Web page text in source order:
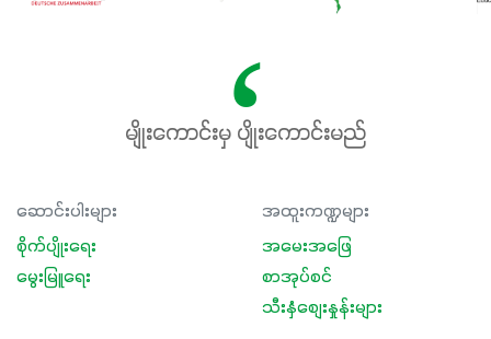
မျိုးကောင်းမှ ပျိုးကောင်းမည်
ဆောင်းပါးများ
စိုက်ပျိုးရေး
မွေးမြူရေး
အထူးကဏ္ဍများ
အမေးအဖြေ
စာအုပ်စင်
သီးနှံစျေးနှုန်းများ